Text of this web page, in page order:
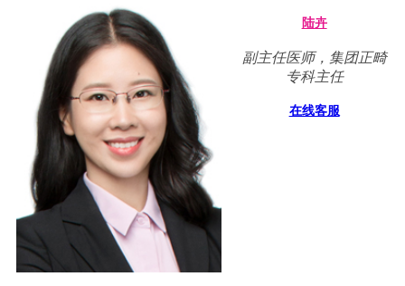
陆卉
副主任医师，集团正畸
专科主任
在线客服